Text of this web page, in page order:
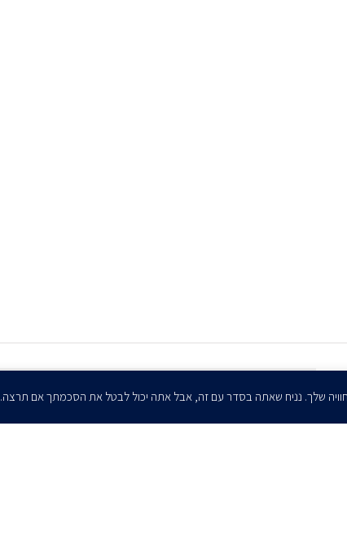
הרשמו לדיוורים שלנו - דוא״ל
שלך. נניח שאתה בסדר עם זה, אבל אתה יכול לבטל את הסכמתך אם תרצה.